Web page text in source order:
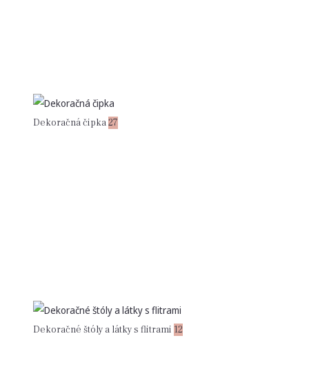
Dekoračná čipka27
Dekoračné štóly a látky s flitrami 12